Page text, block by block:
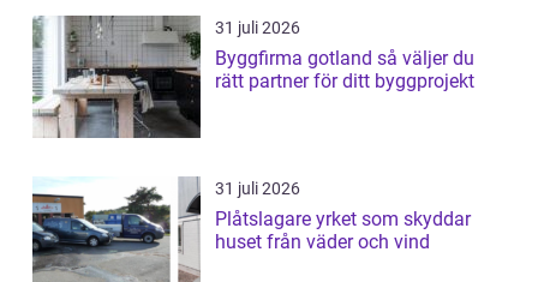
31 juli 2026
Byggfirma gotland så väljer du
rätt partner för ditt byggprojekt
31 juli 2026
Plåtslagare yrket som skyddar
huset från väder och vind